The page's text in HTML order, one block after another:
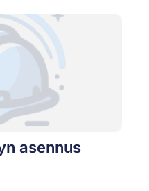
asennus